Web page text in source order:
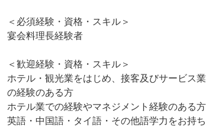
＜必須経験・資格・スキル＞
宴会料理長経験者
＜歓迎経験・資格・スキル＞
ホテル・観光業をはじめ、接客及びサービス業
の経験のある方
ホテル業での経験やマネジメント経験のある方
英語・中国語・タイ語・その他語学力をお持ち